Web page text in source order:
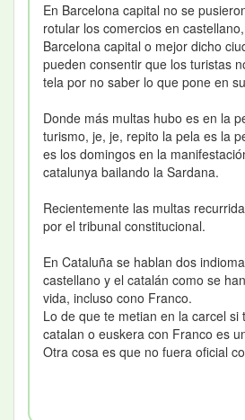
En Barcelona capital no se
rotular los comercios en
Barcelona capital o mejor dicho
pueden consentir que los turistas
tela por no saber lo que pone en
Donde más multas hubo es en la
turismo, je, je, repito la pela es la
es los domingos en la
catalunya bailando la Sardana.
Recientemente las multas
por el tribunal constitucional.
En Cataluña se hablan dos
castellano y el catalán como se
vida, incluso cono Franco.
Lo de que te metian en la carcel si
catalan o euskera con Franco es
Otra cosa es que no fuera oficial